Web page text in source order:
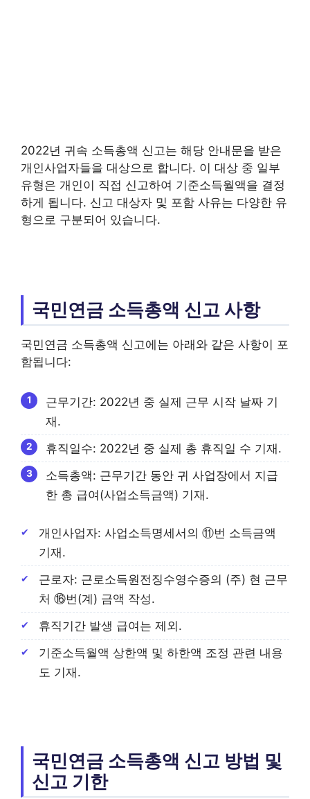
2022년 귀속 소득총액 신고는 해당 안내문을 받은
개인사업자들을 대상으로 합니다. 이 대상 중 일부
유형은 개인이 직접 신고하여 기준소득월액을 결정
하게 됩니다. 신고 대상자 및 포함 사유는 다양한 유
형으로 구분되어 있습니다.
국민연금 소득총액 신고 사항
국민연금 소득총액 신고에는 아래와 같은 사항이 포
함됩니다:
근무기간: 2022년 중 실제 근무 시작 날짜 기
재.
휴직일수: 2022년 중 실제 총 휴직일 수 기재.
소득총액: 근무기간 동안 귀 사업장에서 지급
한 총 급여(사업소득금액) 기재.
개인사업자: 사업소득명세서의 ⑪번 소득금액
기재.
근로자: 근로소득원전징수영수증의 (주) 현 근무
처 ⑯번(계) 금액 작성.
휴직기간 발생 급여는 제외.
기준소득월액 상한액 및 하한액 조정 관련 내용
도 기재.
국민연금 소득총액 신고 방법 및
신고 기한